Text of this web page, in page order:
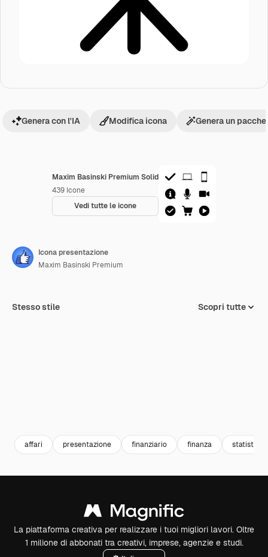
Maxim Basinski Premium Solid
439 Icone
Vedi tutte le icone
Genera con l'IA Modifica icona Genera un
Icona presentazione
Maxim Basinski Premium
Stesso stile Scopri tutte
affari presentazione finanziario finanza statistica
La piattaforma creativa per realizzare i tuoi migliori lavori. Oltre
1 milione di abbonati tra creativi, imprese, agenzie e studi.